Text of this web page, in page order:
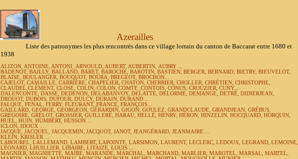
Azerailles
Liste des patronymes les plus rencontrés dans ce village lorrain du canton de Baccarat entre 1680 et
1938
ALIZON, ANTOINE, ANTONI, ARNOULD, AUBERT, AUBERTIN, AUBRY ...
BADENOT, BAILLY, BALLAND, BARET, BAROCHE, BAROTIN, BASTIEN, BERGER, BERNARD, BIETRY, BIEUVELOT,
BLAISE, BOULANGER, BOUQUOT, BOURA, BREGEOT, BROCHON...
CAJELOT, CAMAILLE, CARRIÈRE, CHAPELIER, CHATON, CHERRIER, CHOLLER, CHRÉTIEN, CHRISTOPHE,
CLAUDEL,CLÉMENT, CLOSE, COLIN, COLON, COMTE ,CONTOIS, CONUS, CROUZIER, CUNY...
DALENCONTE, DASSE, DEDENON, DELABANVOY, DELATTE, DELORME, DEMANGE, DETRÉ, DIDIERJEAN,
DROUOT, DUBOIS, DUFOUR, DULCY, DURAIN, DURAND...
FALQUE, FENAL, FERRY, FLEURANT, FRANCE, FRANÇOIS...
GAILLARD, GEORGE, GEORGEON, GÉRARDIN, GIGON, GOULEZ, GRANDCLAUDE, GRANDJEAN, GRÉBUS,
GRÉGOIRE, GRÉLOT, GROSSIER, GUILLERÉ, HARAU, HELLÉ, HENRY, HÉRON, HINZELIN, HOCQUARD, HORQUIN,
HUEL, HUIN, HUMBERT, HUSSON ...
ICLON, IDOUX ...
JACQUE, JACQUEL, JACQUEMIN, JACQUOT, JANOT, JEANGÉRARD, JEANMAIRE ...
KLEIN, KRISLER ...
LABOUREL, LALLEMAND, LAMBERT, LAPOINTE, LARSIMON, LAURENT, LECLERC, LEDOUX, LEGRAND, LEMOINE,
LÉONARD, LHUILLIER, LIBAIRE, LITAIZE, LOUIS ...
MAGNIER, MAGNIETTE, MAIRE, MARANDE, MARCHAL, MARCHAND, MARLIER, MAROTEL, MARSAL, MARTEL,